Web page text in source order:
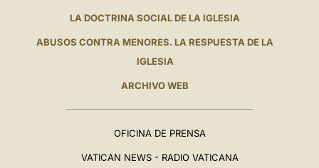
LA DOCTRINA SOCIAL DE LA IGLESIA
ABUSOS CONTRA MENORES. LA RESPUESTA DE LA
IGLESIA
ARCHIVO WEB
OFICINA DE PRENSA
VATICAN NEWS - RADIO VATICANA